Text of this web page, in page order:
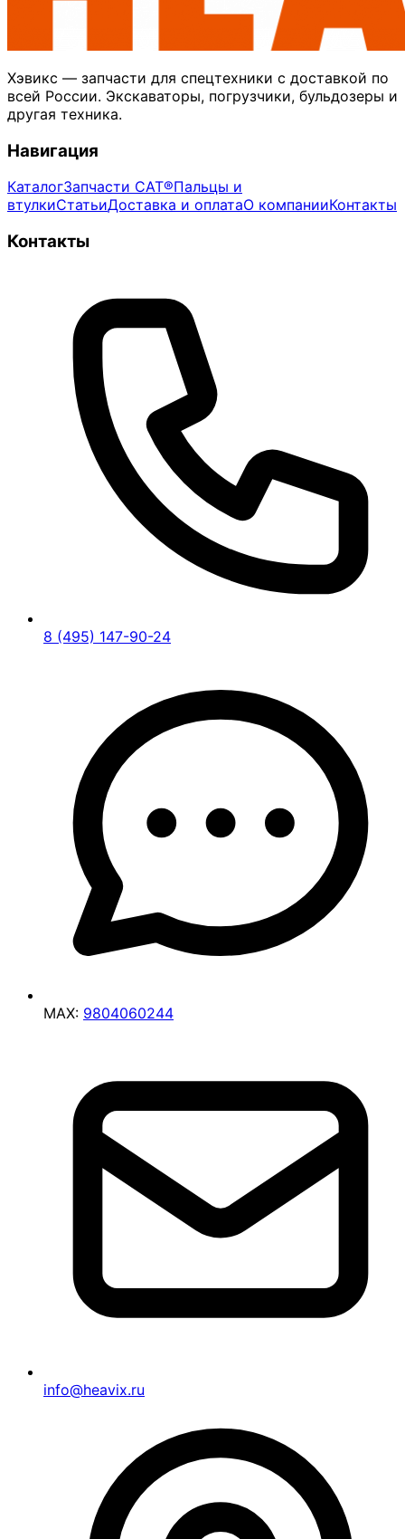
Хэвикс — запчасти для спецтехники с доставкой по
всей России. Экскаваторы, погрузчики, бульдозеры и
другая техника.
Навигация
КаталогЗапчасти CAT®Пальцы и
втулкиСтатьиДоставка и оплатаО компанииКонтакты
Контакты
8 (495) 147-90-24
MAX: 9804060244
info@heavix.ru